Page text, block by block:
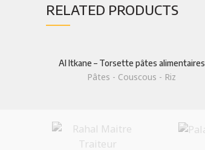
RELATED PRODUCTS
Al Itkane – Torsette pâtes alimentaires
Pâtes - Couscous - Riz
Spécialisé dans la distribution de
+212(0)523324253/54
+212(0)523324255